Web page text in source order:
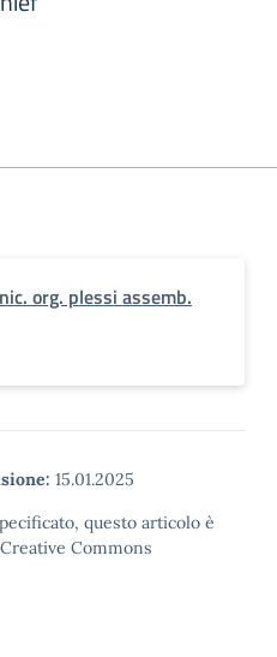
org. plessi assemb.
15.01.2025
questo articolo è
Commons